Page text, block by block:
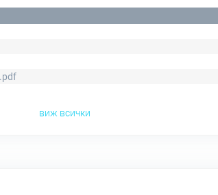
виж всички